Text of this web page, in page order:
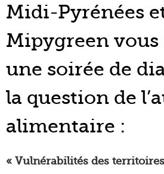
Midi-Pyrénées
Mipygreen
une soirée de
la question de
alimentaire :
« Vulnérabilités des